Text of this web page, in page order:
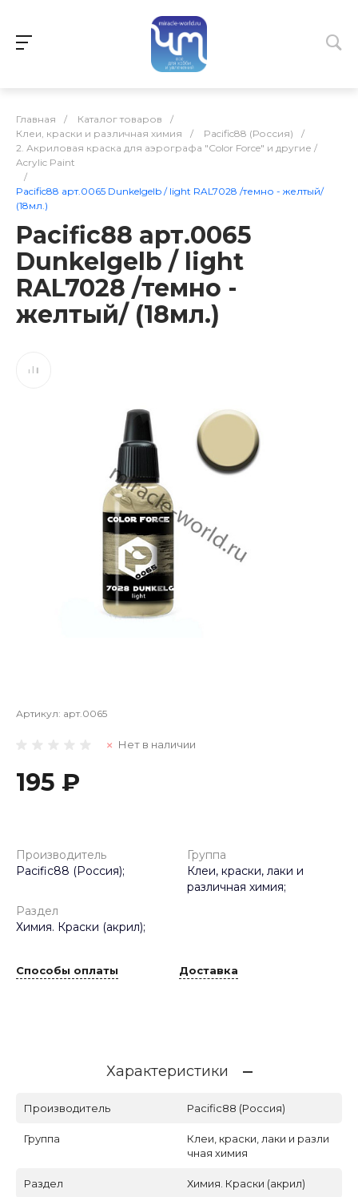
Главная / Каталог товаров
/
Клеи, краски и различная химия
/ Pacific88 (Россия)
/
2. Акриловая краска для аэрографа "Color Force" и другие /
Acrylic Paint
/
Pacific88 арт.0065 Dunkelgelb / light RAL7028 /темно - желтый/
(18мл.)
Pacific88 арт.0065
Dunkelgelb / light
RAL7028 /темно -
желтый/ (18мл.)
Артикул: арт.0065
Нет в наличии
195 ₽
Производитель
Pacific88 (Россия);
Группа
Клеи, краски, лаки и
различная химия;
Раздел
Химия. Краски (акрил);
Способы оплаты Доставка
Характеристики
Производитель Pacific88 (Россия)
Группа
Клеи, краски, лаки и разли
чная химия
Раздел Химия. Краски (акрил)